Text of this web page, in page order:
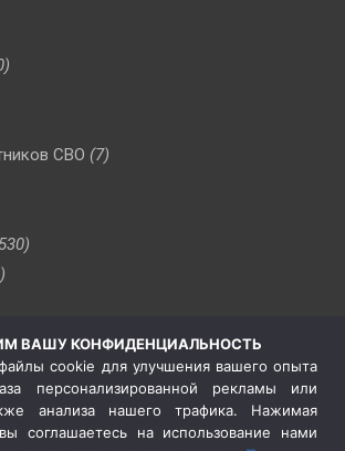
СВО (7)
(3)
(3)
ВАШУ КОНФИДЕНЦИАЛЬНОСТЬ
cookie для улучшения вашего опыта
персонализированной рекламы или
анализа нашего трафика. Нажимая
соглашаетесь на использование нами